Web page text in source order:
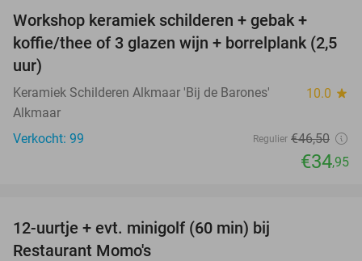
Workshop keramiek schilderen + gebak +
koffie/thee of 3 glazen wijn + borrelplank (2,5
uur)
Keramiek Schilderen Alkmaar 'Bij de Barones' 10.0 star
Alkmaar
Verkocht: 99
Regulier €46,50
€34,95
12-uurtje + evt. minigolf (60 min) bij
Restaurant Momo's